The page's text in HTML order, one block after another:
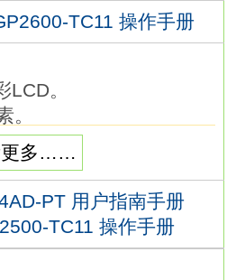
TC11 操作手册
。
。
。
TC11操
扩展串口。
入模式。
更多……
PT 用户指南手册
TC11 操作手册